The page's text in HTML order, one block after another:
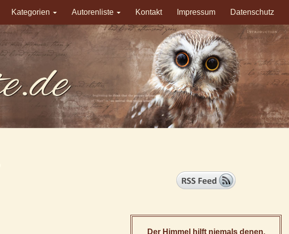
Kategorien Autorenliste Kontakt Impressum Datenschutz
Der Himmel hilft niemals denen,